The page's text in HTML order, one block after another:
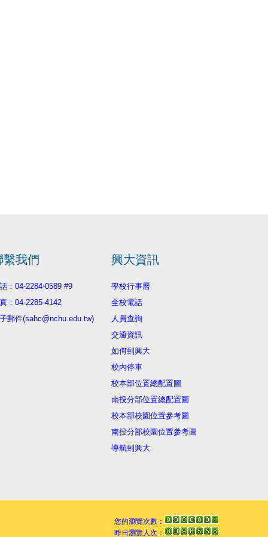
繫我們
：04-2284-0589 #9
：04-2285-4142
郵件(sahc@nchu.edu.tw)
興大資訊
學校行事曆
全校電話
人員查詢
交通資訊
如何到興大
校內停車
校本部位置總配置圖
南投分部位置總配置圖
校本部校園位置參考圖
南投分部校園位置參考圖
導航到興大
您的瀏覽次數：
昨日瀏覽人次：